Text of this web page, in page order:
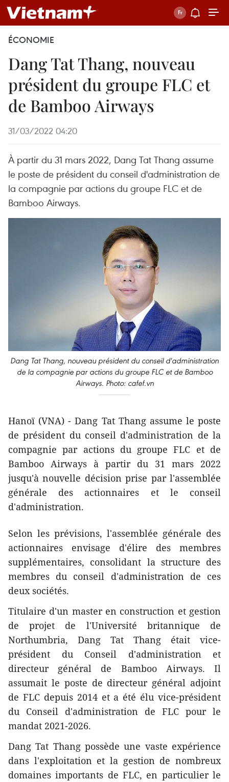
ÉCONOMIE
Dang Tat Thang, nouveau
président du groupe FLC et
de Bamboo Airways
31/03/2022 04:20
À partir du 31 mars 2022, Dang Tat Thang assume
le poste de président du conseil d'administration de
la compagnie par actions du groupe FLC et de
Bamboo Airways.
Dang Tat Thang, nouveau président du conseil d'administration
de la compagnie par actions du groupe FLC et de Bamboo
Airways. Photo: cafef.vn
Hanoï (VNA) - Dang Tat Thang assume le poste
de président du conseil d'administration de la
compagnie par actions du groupe FLC et de
Bamboo Airways à partir du 31 mars 2022
jusqu'à nouvelle décision prise par l'assemblée
générale des actionnaires et le conseil
d'administration.
Selon les prévisions, l'assemblée générale des
actionnaires envisage d'élire des membres
supplémentaires, consolidant la structure des
membres du conseil d'administration de ces
deux sociétés.
Titulaire d'un master en construction et gestion
de projet de l'Université britannique de
Northumbria, Dang Tat Thang était vice-
président du Conseil d'administration et
directeur général de Bamboo Airways. Il
assumait le poste de directeur général adjoint
de FLC depuis 2014 et a été élu vice-président
du Conseil d'administration de FLC pour le
mandat 2021-2026.
Dang Tat Thang possède une vaste expérience
dans l'exploitation et la gestion de nombreux
domaines importants de FLC, en particulier le